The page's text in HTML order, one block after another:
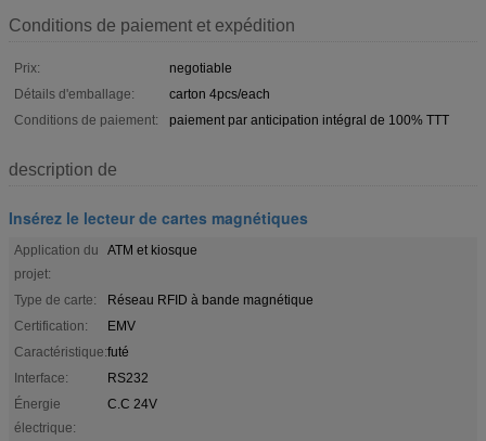
Conditions de paiement et expédition
Prix:
negotiable
Détails d'emballage:
carton 4pcs/each
Conditions de paiement:
paiement par anticipation intégral de 100% TTT
description de
Insérez le lecteur de cartes magnétiques
Application du
projet:
ATM et kiosque
Type de carte:
Réseau RFID à bande magnétique
Certification:
EMV
Caractéristique:futé
Interface:
RS232
Énergie
électrique:
C.C 24V